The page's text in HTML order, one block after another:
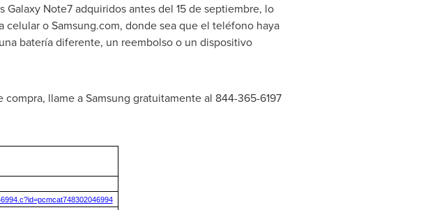
Note7 adquiridos antes del 15 de septiembre, lo
o Samsung.com, donde sea que el teléfono haya
batería diferente, un reembolso o un dispositivo
llame a Samsung gratuitamente al 844-365-6197